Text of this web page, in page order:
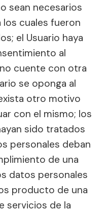
sean necesarios
los cuales fueron
el Usuario haya
al
cuente con otra
se oponga al
otro motivo
con el mismo; los
sido tratados
personales deban
de una
datos personales
producto de una
servicios de la